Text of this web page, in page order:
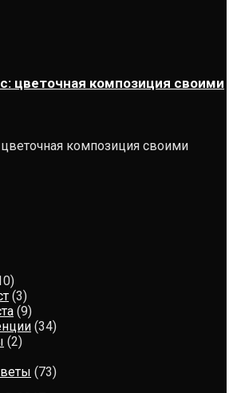
цветочная композиция своими
цветочная композиция своими
(3)
(9)
(34)
(2)
(73)